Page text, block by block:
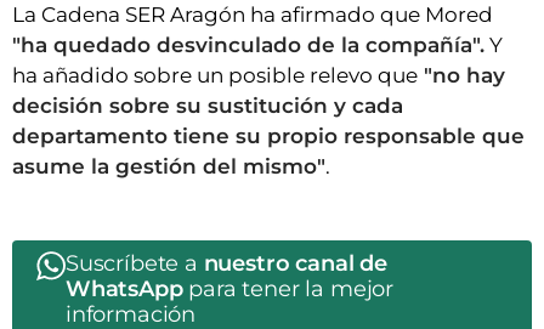
La Cadena SER Aragón ha afirmado que Mored
"ha quedado desvinculado de la compañía". Y
ha añadido sobre un posible relevo que "no hay
decisión sobre su sustitución y cada
departamento tiene su propio responsable que
asume la gestión del mismo".
Suscríbete a nuestro canal de
WhatsApppara tener la mejor
información